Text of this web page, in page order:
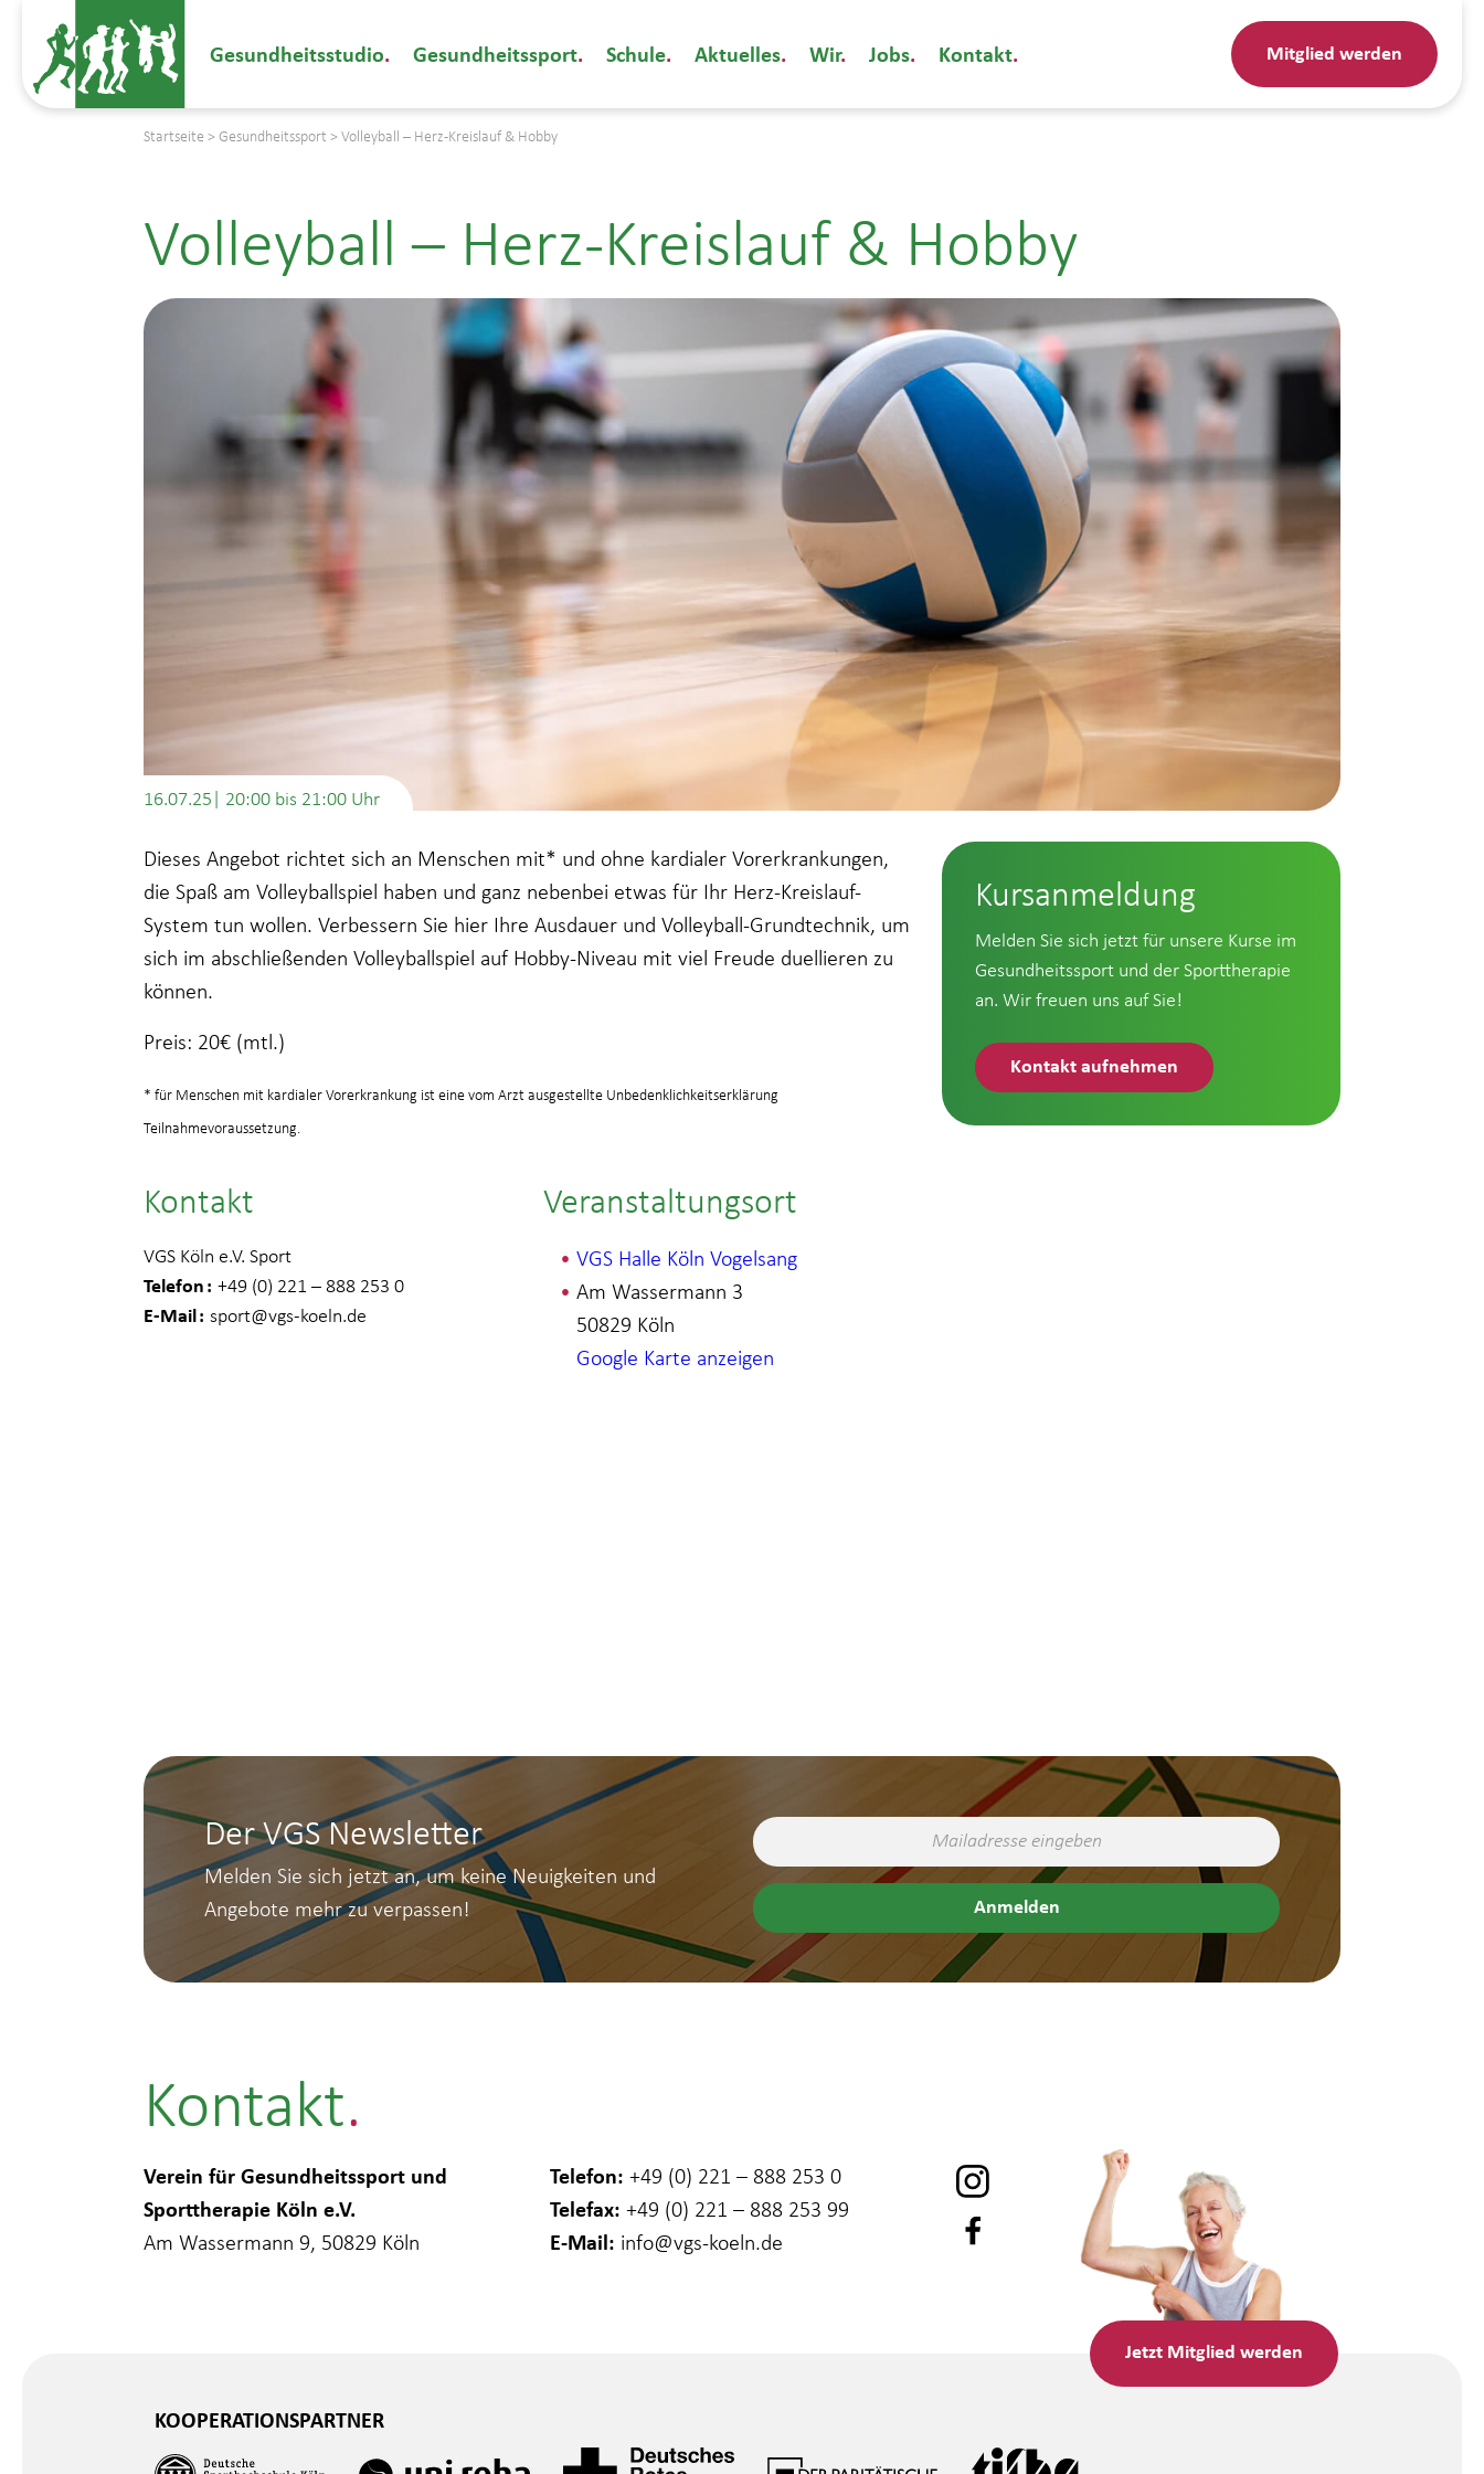
Gesundheitsstudio Gesundheitssport Schule Aktuelles Wir Jobs Kontakt Mitglied werden
Startseite > Gesundheitssport > Volleyball – Herz-Kreislauf & Hobby
Volleyball – Herz-Kreislauf & Hobby
16.07.25| 20:00 bis 21:00
Dieses Angebot richtet sich an Menschen mit* und ohne kardialer Vorerkrankungen,
die Spaß am Volleyballspiel haben und ganz nebenbei etwas für Ihr Herz-Kreislauf-
System tun wollen. Verbessern Sie hier Ihre Ausdauer und Volleyball-Grundtechnik, um
sich im abschließenden Volleyballspiel auf Hobby-Niveau mit viel Freude duellieren zu
können.
Preis: 20€ (mtl.)
* für Menschen mit kardialer Vorerkrankung ist eine vom Arzt ausgestellte Unbedenklichkeitserklärung
Teilnahmevoraussetzung.
Kursanmeldung
Melden Sie sich jetzt für unsere Kurse im
Gesundheitssport und der Sporttherapie
an. Wir freuen uns auf Sie!
Kontakt aufnehmen
Kontakt
VGS Köln e.V. Sport
Telefon +49 (0) 221 – 888 253 0
E-Mail sport@vgs-koeln.de
Veranstaltungsort
VGS Halle Köln Vogelsang
Am Wassermann 3
Köln
50829
Google Karte anzeigen
Der VGS Newsletter
Melden Sie sich jetzt an, um keine Neuigkeiten und
Angebote mehr zu verpassen!
Kontakt
Verein für Gesundheitssport und
Sporttherapie Köln e.V.
Am Wassermann 9, 50829 Köln
Telefon: +49 (0) 221 – 888 253 0
Telefax: +49 (0) 221 – 888 253 99
E-Mail: info@vgs-koeln.de
Jetzt Mitglied werden
KOOPERATIONSPARTNER